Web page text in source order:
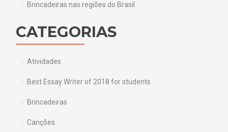
Brincadeiras nas regiões do Brasil
CATEGORIAS
Atividades
Best Essay Writer of 2018 for students
Brincadeiras
Canções